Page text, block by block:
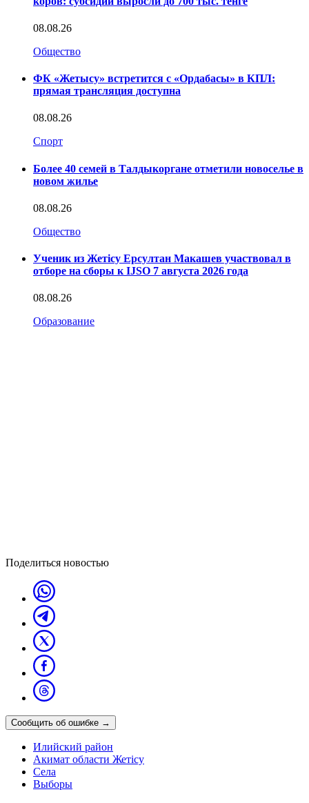
08.08.26
Общество
ФК «Жетысу» встретится с «Ордабасы» в КПЛ:
прямая трансляция доступна
08.08.26
Спорт
Более 40 семей в Талдыкоргане отметили новоселье в
новом жилье
08.08.26
Общество
Ученик из Жетісу Ерсултан Макашев участвовал в
отборе на сборы к IJSO 7 августа 2026 года
08.08.26
Образование
Поделиться новостью
Сообщить об ошибке →
Илийский район
Акимат области Жетісу
Села
Выборы